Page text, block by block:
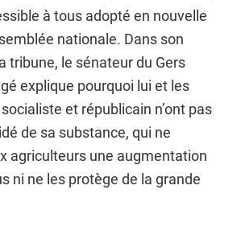
à tous adopté en nouvelle
nationale. Dans son
tribune, le sénateur du Gers
explique pourquoi lui et les
et républicain n’ont pas
de sa substance, qui ne
agriculteurs une augmentation
ni ne les protège de la grande